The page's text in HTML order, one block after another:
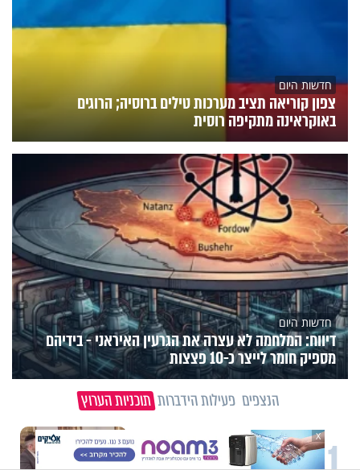
חדשות היום
צפון קוריאה תציב מערכות טילים ברוסיה; הרוגים
באוקראינה מתקיפה רוסית
חדשות היום
דיווח: המלחמה לא עצרה את הגרעין האיראני - בידיהם
מספיק חומר לייצר כ-10 פצצות
הנצפים פעילות הידברות תוכניות הערוץ
וידיאו מגזין
"הגמגום לא מגדיר אותי": ישראל
X